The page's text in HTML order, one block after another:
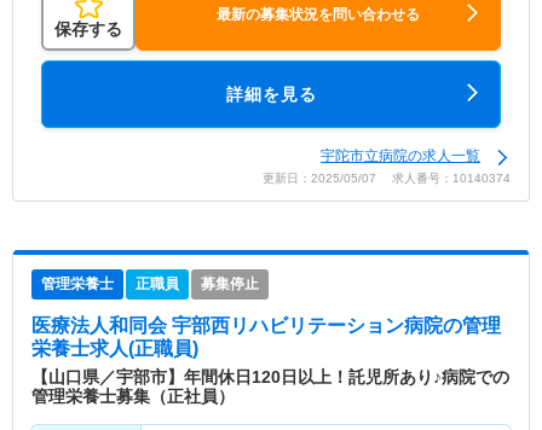
保存する
最新の募集状況を問い合わせる
詳細を見る
宇陀市立病院の求人一覧
更新日：2025/05/07 求人番号：10140374
管理栄養士 正職員 募集停止
医療法人和同会 宇部西リハビリテーション病院の管理
栄養士求人(正職員)
【山口県／宇部市】年間休日120日以上！託児所あり♪病院での
管理栄養士募集（正社員）